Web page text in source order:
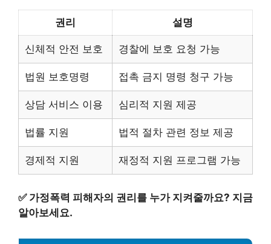
권리 설명
신체적 안전 보호 경찰에 보호 요청 가능
법원 보호명령 접촉 금지 명령 청구 가능
상담 서비스 이용 심리적 지원 제공
법률 지원 법적 절차 관련 정보 제공
경제적 지원 재정적 지원 프로그램 가능
✅ 가정폭력 피해자의 권리를 누가 지켜줄까요? 지금
알아보세요.